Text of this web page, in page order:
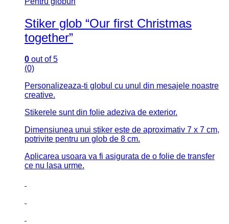
Stiker glob “Our first Christmas
together”
0 out of 5
(0)
Personalizeaza-ti globul cu unul din mesajele noastre
creative.
Stikerele sunt din folie adeziva de exterior.
Dimensiunea unui stiker este de aproximativ 7 x 7 cm,
potrivite pentru un glob de 8 cm.
Aplicarea usoara va fi asigurata de o folie de transfer
ce nu lasa urme.